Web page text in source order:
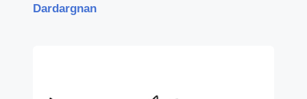
Dardargnan